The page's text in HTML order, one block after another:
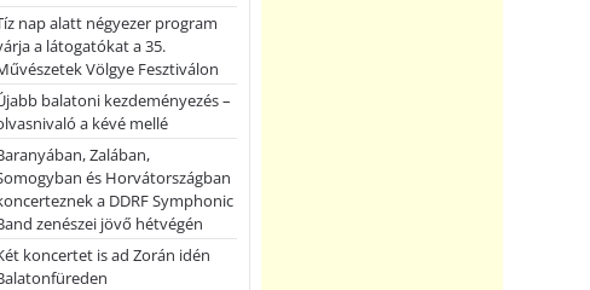
nap alatt négyezer program
a látogatókat a 35.
Völgye Fesztiválon
balatoni kezdeményezés –
a kévé mellé
Zalában,
és Horvátországban
a DDRF Symphonic
zenészei jövő hétvégén
koncertet is ad Zorán idén